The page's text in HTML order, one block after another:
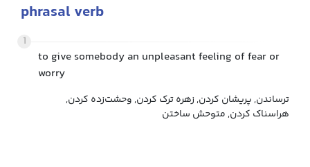
phrasal verb
1
to give somebody an unpleasant feeling of fear or
worry
ترساندن, پریشان کردن, زهره ترک کردن, وحشت‌زده کردن,
هراسناک کردن, متوحش ساختن